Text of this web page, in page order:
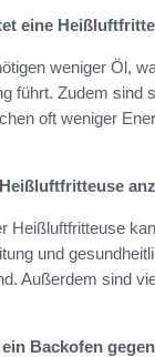
eine
weniger Öl,
führt. Zudem sind
oft weniger
Heißluftfritteuse
und
Außerdem sind
Backofen